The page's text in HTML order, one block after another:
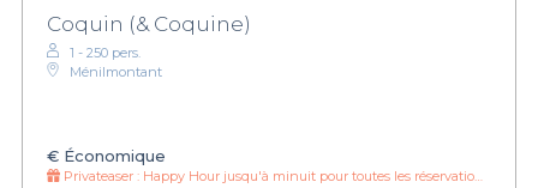
Coquin (& Coquine)
1 - 250 pers.
Ménilmontant
€ Économique
Privateaser : Happy Hour jusqu'à minuit pour toutes les réservations Privateaser 🌈☀️